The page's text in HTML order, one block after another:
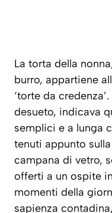
La torta della
burro, appartiene
‘torte da credenza’
desueto, indicava
semplici e a lunga
tenuti appunto
campana di vetro,
offerti a un ospite
momenti della
sapienza